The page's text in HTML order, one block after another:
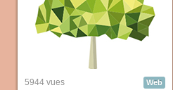
5944 vues Web